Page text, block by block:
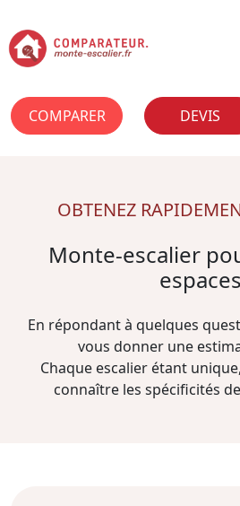
COMPARER DEVIS
OBTENEZ
Monte-escalier
espaces
En répondant à quelques
vous donner une
Chaque escalier étant
connaître les spécificités